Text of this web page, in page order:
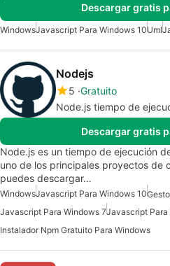
Descargar gratis
WindowsJavascript Para Windows 10Uml
Nodejs
5 Gratuito
Node.js tiempo de
Descargar gratis
Node.js es un tiempo de ejecución
uno de los principales proyectos de
puedes descargar…
WindowsJavascript Para Windows 10
Javascript Para Windows 7Javascript Para
Instalador Npm Gratuito Para Windows